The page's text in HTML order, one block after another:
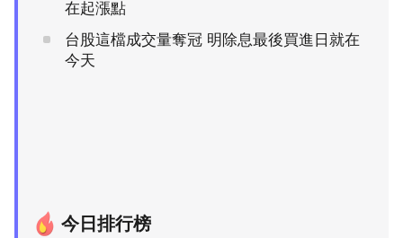
在起漲點
台股這檔成交量奪冠 明除息最後買進日就在
今天
今日排行榜